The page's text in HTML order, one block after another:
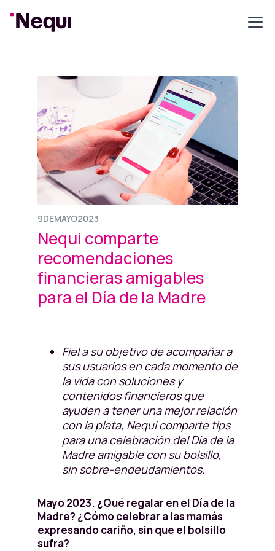
9DEMAYO2023
Nequi comparte
recomendaciones
financieras amigables
para el Día de la Madre
Fiel a su objetivo de acompañar a
sus usuarios en cada momento de
la vida con soluciones y
contenidos financieros que
ayuden a tener una mejor relación
con la plata, Nequi comparte tips
para una celebración del Día de la
Madre amigable con su bolsillo,
sin sobre-endeudamientos.
Mayo 2023. ¿Qué regalar en el Día de la
Madre? ¿Cómo celebrar a las mamás
expresando cariño, sin que el bolsillo
sufra?